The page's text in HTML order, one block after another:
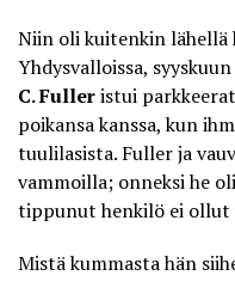
Niin oli kuitenkin lähellä
Yhdysvalloissa,
C. Fulleristui
poikansa kanssa, kun
tuulilasista. Fuller ja
vammoilla; onneksi he
tippunut henkilö ei ollut
Mistä kummasta hän